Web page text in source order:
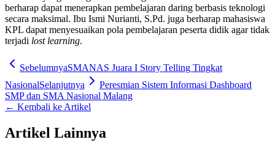
berharap dapat menerapkan pembelajaran daring berbasis teknologi
secara maksimal. Ibu Ismi Nurianti, S.Pd. juga berharap mahasiswa
KPL dapat menyesuaikan pola pembelajaran peserta didik agar tidak
terjadi lost learning.
SebelumnyaSMANAS Juara I Story Telling Tingkat
NasionalSelanjutnya
Peresmian Sistem Informasi Dashboard
SMP dan SMA Nasional Malang
← Kembali ke Artikel
Artikel Lainnya